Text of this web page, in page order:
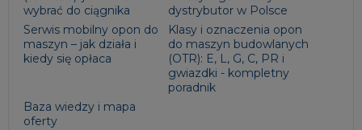
wybrać do ciągnika
dystrybutor w Polsce
Serwis mobilny opon do
maszyn – jak działa i
kiedy się opłaca
Klasy i oznaczenia opon
do maszyn budowlanych
(OTR): E, L, G, C, PR i
gwiazdki - kompletny
poradnik
Baza wiedzy i mapa
oferty